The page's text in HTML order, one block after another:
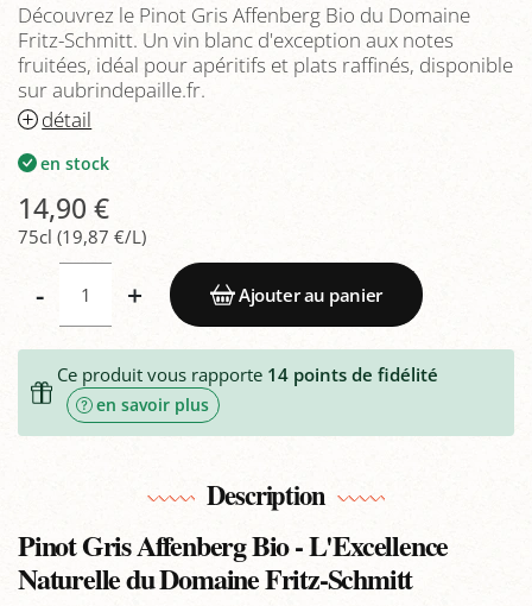
Découvrez le Pinot Gris Affenberg Bio du Domaine
Fritz-Schmitt. Un vin blanc d'exception aux notes
fruitées, idéal pour apéritifs et plats raffinés, disponible
sur aubrindepaille.fr.
détail
en stock
14,90 €
75cl (19,87 €/L)
- + Ajouter au panier
Ce produit vous rapporte 14 points de fidélité
en savoir plus
Description
Pinot Gris Affenberg Bio - L'Excellence
Naturelle du Domaine Fritz-Schmitt